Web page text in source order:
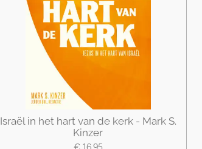
Israël in het hart van de kerk - Mark S.
Kinzer